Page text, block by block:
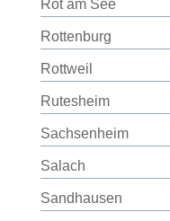
Rot am See
Rottenburg
Rottweil
Rutesheim
Sachsenheim
Salach
Sandhausen